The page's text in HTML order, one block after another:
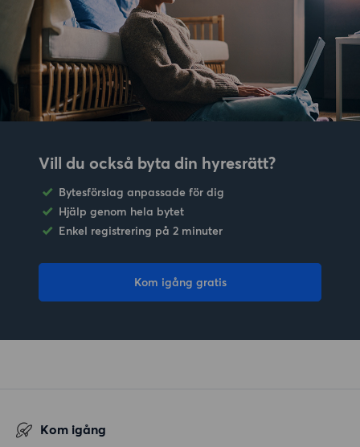
Vill du också byta din hyresrätt?
Bytesförslag anpassade för dig
Hjälp genom hela bytet
Enkel registrering på 2 minuter
Kom igång gratis
Kom igång